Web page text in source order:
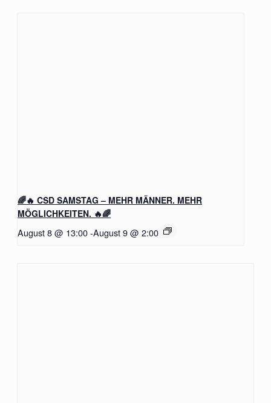
🌈🔥 CSD SAMSTAG – MEHR MÄNNER. MEHR
MÖGLICHKEITEN. 🔥🌈
August 8 @ 13:00-August 9 @ 2:00